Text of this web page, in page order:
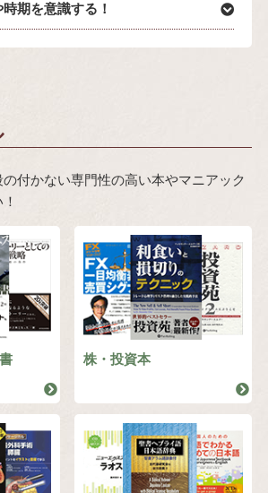
期を意識する！
付かない専門性の高い本やマニアック
株・投資本